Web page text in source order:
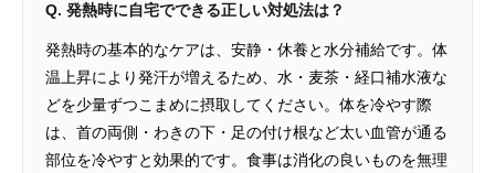
Q. 発熱時に自宅でできる正しい対処法は？
発熱時の基本的なケアは、安静・休養と水分補給です。体
温上昇により発汗が増えるため、水・麦茶・経口補水液な
どを少量ずつこまめに摂取してください。体を冷やす際
は、首の両側・わきの下・足の付け根など太い血管が通る
部位を冷やすと効果的です。食事は消化の良いものを無理